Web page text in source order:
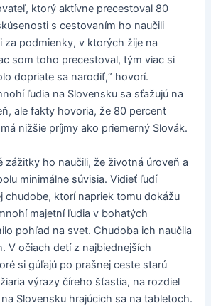
ktorý aktívne precestoval 80
s cestovaním ho naučili
za podmienky, v ktorých žije na
som toho precestoval, tým viac si
dopriate sa narodiť,“ hovorí.
ľudia na Slovensku sa sťažujú na
ale fakty hovoria, že 80 percent
nižšie príjmy ako priemerný Slovák.
zážitky ho naučili, že životná úroveň a
minimálne súvisia. Vidieť ľudí
chudobe, ktorí napriek tomu dokážu
majetní ľudia v bohatých
pohľad na svet. Chudoba ich naučila
V očiach detí z najbiednejších
si gúľajú po prašnej ceste starú
výrazy číreho šťastia, na rozdiel
Slovensku hrajúcich sa na tabletoch.